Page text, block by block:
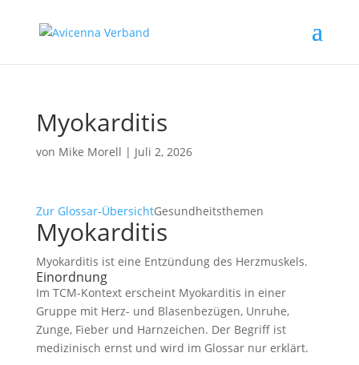
Myokarditis
von Mike Morell | Juli 2, 2026
Zur Glossar-ÜbersichtGesundheitsthemen
Myokarditis
Myokarditis ist eine Entzündung des Herzmuskels.
Einordnung
Im TCM-Kontext erscheint Myokarditis in einer
Gruppe mit Herz- und Blasenbezügen, Unruhe,
Zunge, Fieber und Harnzeichen. Der Begriff ist
medizinisch ernst und wird im Glossar nur erklärt.